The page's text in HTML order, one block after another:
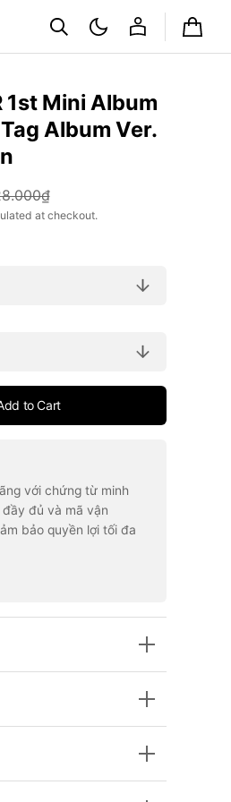
Cart
1st Mini Album
Album Ver.
at checkout.
to Cart
với chứng từ minh
đủ và mã vận
bảo quyền lợi tối đa